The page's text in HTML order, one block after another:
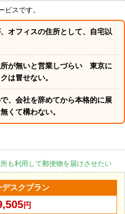
ビスです。
オフィスの住所として、自宅以
が無いと営業しづらい 東京に
は冒せない。
、会社を辞めてから本格的に展
くて構わない。
も利用して郵便物を届けさせたい
デスクプラン
円